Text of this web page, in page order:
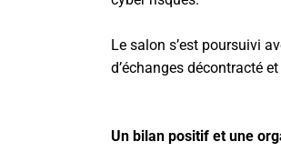
Le salon s’est poursuivi
d’échanges décontracté
Un bilan positif et une